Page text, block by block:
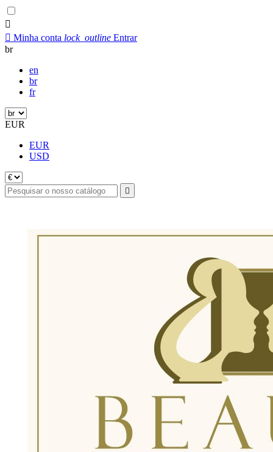

 Minha conta lock_outline Entrar
br
en
br
fr
EUR
EUR
USD
